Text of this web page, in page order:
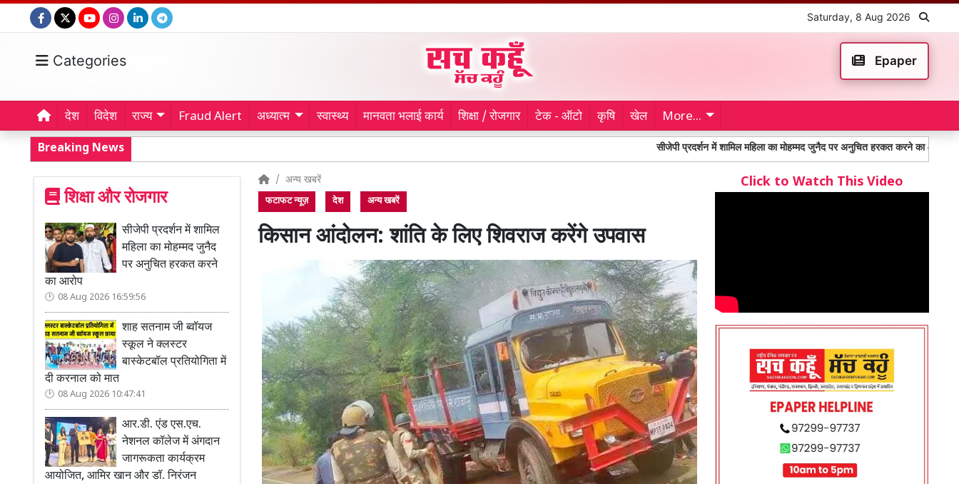
Saturday, 8 Aug 2026
Categories Epaper
देश विदेश राज्य Fraud Alert अध्यात्म स्वास्थ्य मानवता भलाई कार्य शिक्षा / रोजगार टेक - ऑटो कृषि खेल More...
Breaking News सीजेपी प्रदर्शन में शामिल महिला का मोहम्मद जुनैद पर अनुचित हरकत करने का आरोप
शिक्षा और रोजगार
सीजेपी प्रदर्शन में शामिल
महिला का मोहम्मद जुनैद
पर अनुचित हरकत करने
का आरोप
08 Aug 2026 16:59:56
शाह सतनाम जी ब्वॉयज
स्कूल ने क्लस्टर
बास्केटबॉल प्रतियोगिता में
दी करनाल को मात
08 Aug 2026 10:47:41
आर.डी. एंड एस.एच.
नेशनल कॉलेज में अंगदान
जागरूकता कार्यक्रम
आयोजित, आमिर खान और डॉ. निरंजन
अन्य खबरें
फटाफट न्यूज़ देश अन्य खबरें
किसान आंदोलन: शांति के लिए शिवराज करेंगे उपवास
Click to Watch This Video